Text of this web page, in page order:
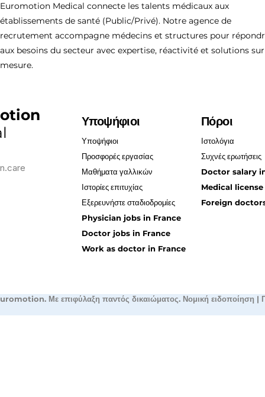
Euromotion Medical connecte les talents médicaux aux
établissements de santé (Public/Privé). Notre agence de
recrutement accompagne médecins et structures pour
aux besoins du secteur avec expertise, réactivité et solutions sur
mesure.
Υποψήφιοι
Υποψήφιοι
Προσφορές εργασίας
Μαθήματα γαλλικών
Ιστορίες επιτυχίας
Εξερευνήστε σταδιοδρομίες
Physician jobs in France
Doctor jobs in France
Work as doctor in France
Πόροι
Ιστολόγια
Συχνές ερωτήσεις
Doctor salary
Medical
Foreign
Με επιφύλαξη παντός δικαιώματος. Νομική ειδοποίηση |